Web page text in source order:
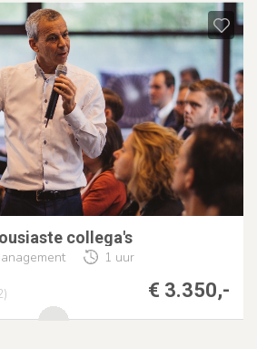
collega's
1 uur
€ 3.350,-